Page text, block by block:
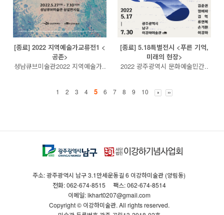
[종료] 2022 지역예술가교류전1 <
공존>
성남큐브미술관2022 지역예술가..
[종료] 5.18특별전시 <푸른 기억,
미래의 현장>
2022 광주광역시 문화예술민간..
1 2 3 4 5 6 7 8 9 10
주소: 광주광역시 남구 3.1만세운동길 6 이강하미술관 (양림동)
전화: 062-674-8515
팩스: 062-674-8514
이메일: lkhart0207@gmail.com
Copyright © 이강하미술관. All rights reserved.